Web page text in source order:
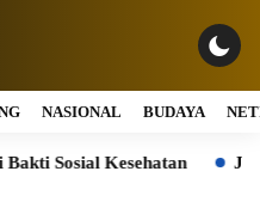
NASIONAL BUDAYA
Sosial Kesehatan Jasa